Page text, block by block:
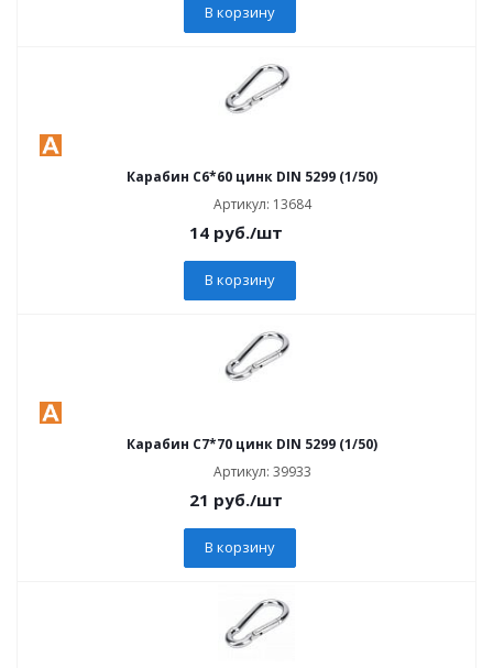
В корзину
Карабин C6*60 цинк DIN 5299 (1/50)
Артикул: 13684
14руб./шт
В корзину
Карабин C7*70 цинк DIN 5299 (1/50)
Артикул: 39933
21 руб./шт
В корзину